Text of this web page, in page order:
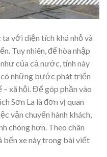
với diện tích khá nhỏ và
Tuy nhiên, để hòa nhập
của cả nước, tỉnh này
những bước phát triển
xã hội. Để góp phần vào
Sơn La là đơn vị quan
vận chuyển hành khách,
chóng hơn. Theo chân
bến xe này trong bài viết